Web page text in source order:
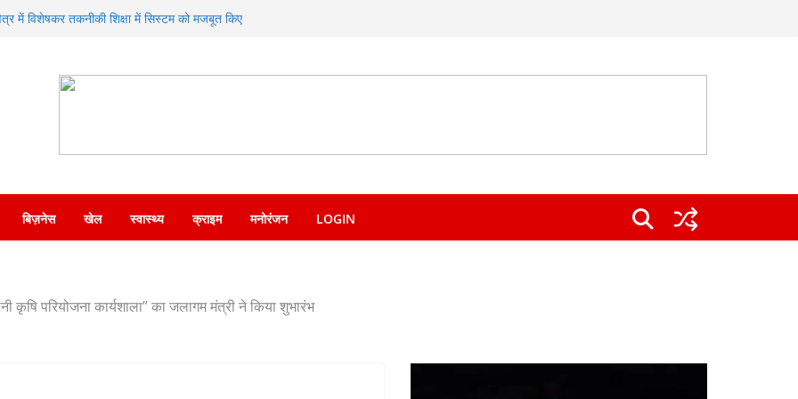
संगम—SDRF ने शंकराचार्य चौक पर लगाया निःशुल्क
पर दिया जोर
ने एसएसपी देहरादून को सौंपा नशा मुक्ति अभियान संबंधी
मीडिया पर वायरल वीडियो का संज्ञान लेकर त्वरित
ने किया गिरफ्तार
प्रसन्नता व्यक्त करते हुए कृषि मंत्री गणेश जोशी ने
बिज़नेस खेल स्वास्थ्य क्राइम मनोरंजन LOGIN
कृषि परियोजना कार्यशाला” का जलागम मंत्री ने किया शुभारंभ